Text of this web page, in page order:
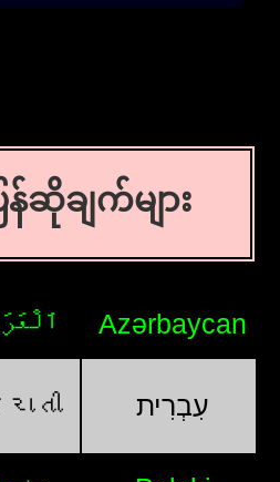
ဆိုချက်များ
Azərbaycan
עִבְרִית